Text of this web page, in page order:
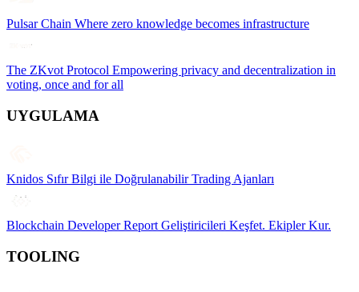
Pulsar Chain Where zero knowledge becomes infrastructure
The ZKvot Protocol Empowering privacy and decentralization in
voting, once and for all
UYGULAMA
Knidos Sıfır Bilgi ile Doğrulanabilir Trading Ajanları
Blockchain Developer Report Geliştiricileri Keşfet. Ekipler Kur.
TOOLING